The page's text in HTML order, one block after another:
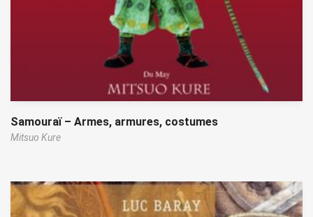
Samouraï – Armes, armures, costumes
Mitsuo Kure